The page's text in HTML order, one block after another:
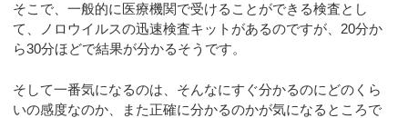
そこで、一般的に医療機関で受けることができる検査とし
て、ノロウイルスの迅速検査キットがあるのですが、20分か
ら30分ほどで結果が分かるそうです。
そして一番気になるのは、そんなにすぐ分かるのにどのくら
いの感度なのか、また正確に分かるのかが気になるところで